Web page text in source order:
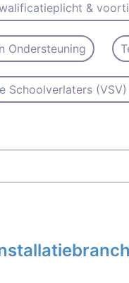
&
Ondersteuning
Schoolverlaters